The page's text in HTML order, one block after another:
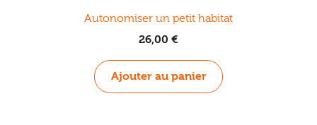
Autonomiser un petit habitat
26,00 €
Ajouter au panier